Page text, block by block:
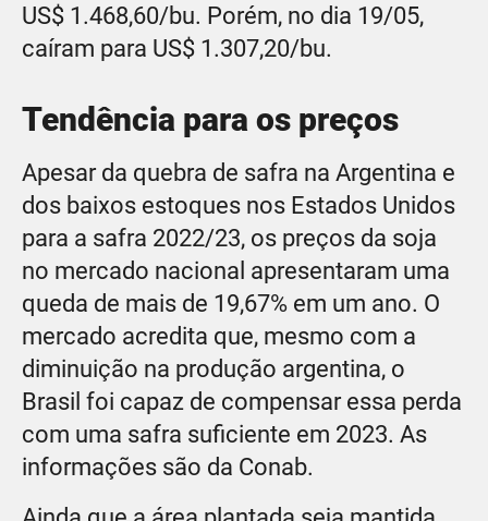
US$ 1.468,60/bu. Porém, no dia 19/05,
caíram para US$ 1.307,20/bu.
Tendência para os preços
Apesar da quebra de safra na Argentina e
dos baixos estoques nos Estados Unidos
para a safra 2022/23, os preços da soja
no mercado nacional apresentaram uma
queda de mais de 19,67% em um ano. O
mercado acredita que, mesmo com a
diminuição na produção argentina, o
Brasil foi capaz de compensar essa perda
com uma safra suficiente em 2023. As
informações são da Conab.